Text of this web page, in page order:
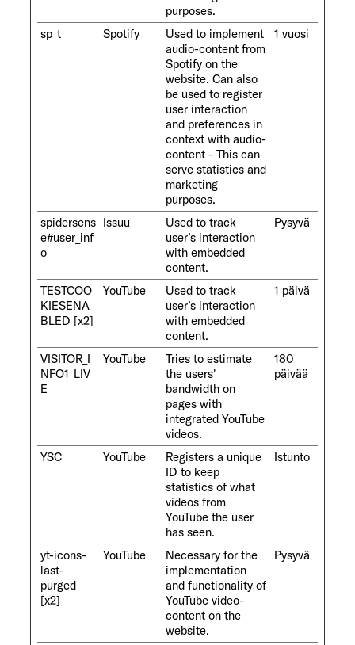
purposes.
sp_t Spotify
Used to implement
audio-content from
Spotify on the
website. Can also
be used to register
user interaction
and preferences in
context with audio-
content - This can
serve statistics and
marketing
purposes.
1 vuosi
spidersens
e#user_inf
o
Issuu
Used to track
user’s interaction
with embedded
content.
Pysyvä
TESTCOO
KIESENA
BLED [x2]
YouTube
Used to track
user’s interaction
with embedded
content.
1 päivä
VISITOR_I
NFO1_LIV
E
YouTube
Tries to estimate
the users'
bandwidth on
pages with
integrated YouTube
videos.
180
päivää
YSC YouTube
Registers a unique
ID to keep
statistics of what
videos from
YouTube the user
has seen.
Istunto
yt-icons-
last-
purged
[x2]
YouTube
Necessary for the
implementation
and functionality of
YouTube video-
content on the
website.
Pysyvä